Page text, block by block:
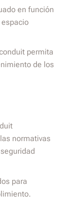
en función
permita
de los
normativas
para